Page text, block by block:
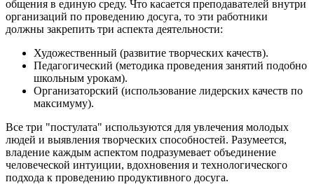
общения в единую среду. Что касается преподавателей внутри
организаций по проведению досуга, то эти работники
должны закрепить три аспекта деятельности:
Художественный (развитие творческих качеств).
Педагогический (методика проведения занятий подобно
школьным урокам).
Организаторский (использование лидерских качеств по
максимуму).
Все три "постулата" используются для увлечения молодых
людей и выявления творческих способностей. Разумеется,
владение каждым аспектом подразумевает объединение
человеческой интуиции, вдохновения и технологического
подхода к проведению продуктивного досуга.